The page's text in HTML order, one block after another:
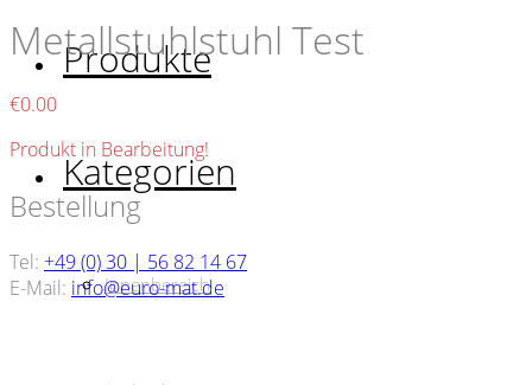
Produkte
Kategorien
Innenbereich
Metallstuhlstuhl Test
€0.00
Produkt in Bearbeitung!
Bestellung
Tel: +49 (0) 30 | 56 82 14 67
E-Mail: info@euro-mat.de